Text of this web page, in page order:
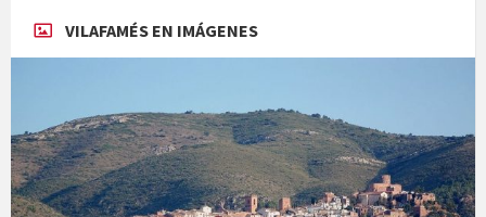
Concerts al Museu
VILAFAMÉS EN IMÁGENES